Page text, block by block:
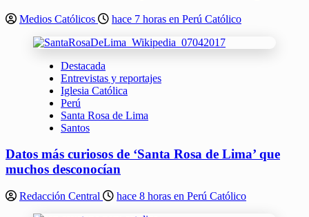
Medios Católicos hace 7 horas en Perú Católico
Destacada
Entrevistas y reportajes
Iglesia Católica
Perú
Santa Rosa de Lima
Santos
Datos más curiosos de ‘Santa Rosa de Lima’ que
muchos desconocían
Redacción Central hace 8 horas en Perú Católico